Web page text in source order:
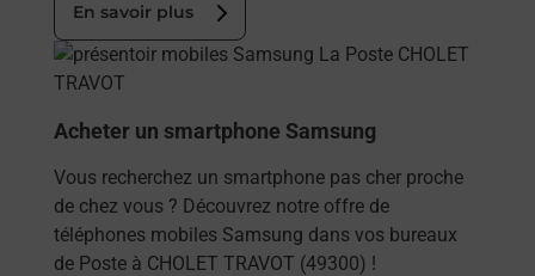
En savoir plus
En savoir plus
Acheter un smartphone Samsung
Vous recherchez un smartphone pas cher proche
de chez vous ? Découvrez notre offre de
téléphones mobiles Samsung dans vos bureaux
de Poste à CHOLET TRAVOT (49300) !